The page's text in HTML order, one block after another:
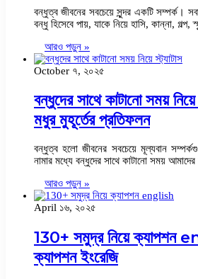
বন্ধুত্ব জীবনের সবচেয়ে সুন্দর একটি সম্পর্ক।
বন্ধু হিসেবে পায়, যাকে নিয়ে হাসি, কান্না,
আরও পড়ুন »
October ৭, ২০২৫
বন্ধুদের সাথে কাটানো সময়
মধুর মুহূর্তের প্রতিফলন
বন্ধুত্ব হলো জীবনের সবচেয়ে মূল্যবান
নামার মধ্যে বন্ধুদের সাথে কাটানো সময় আমাদের
আরও পড়ুন »
April ১৬, ২০২৫
130+ সমুদ্র নিয়ে ক্যাপশন
ক্যাপশন ইংরেজি